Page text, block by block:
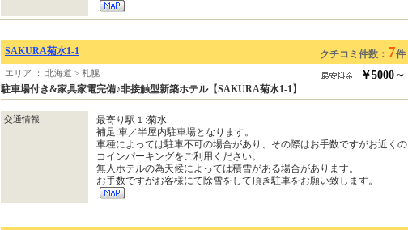
SAKURA菊水1-1 クチコミ件数： 7件
エリア ： 北海道 > 札幌 ￥5000～
駐車場付き&家具家電完備♪非接触型新築ホテル【SAKURA菊水1-1】
交通情報
最寄り駅１:菊水
補足:車／半屋内駐車場となります。
車種によっては駐車不可の場合があり、その際はお手数ですがお近くの
コインパーキングをご利用ください。
無人ホテルの為天候によっては積雪がある場合があります。
お手数ですがお客様にて除雪をして頂き駐車をお願い致します。